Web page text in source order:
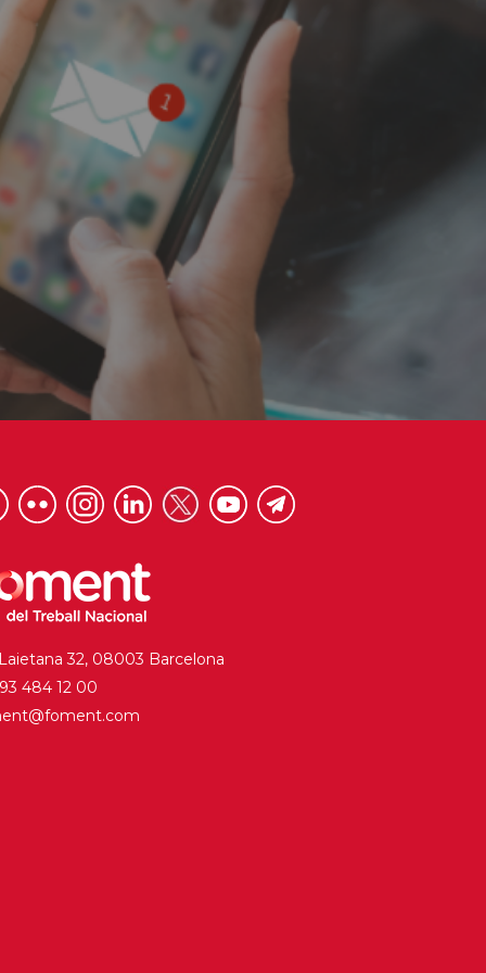
32, 08003 Barcelona
484 12 00